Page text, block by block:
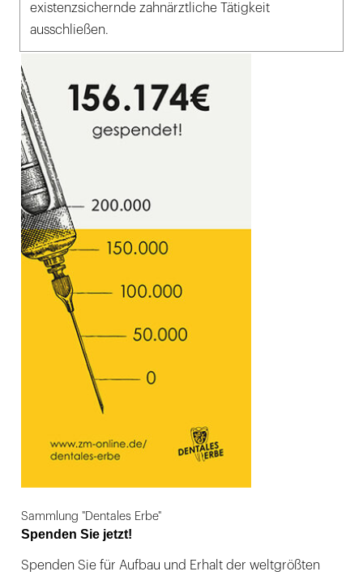
existenzsichernde zahnärztliche Tätigkeit
ausschließen.
Sammlung "Dentales Erbe"
Spenden Sie jetzt!
Spenden Sie für Aufbau und Erhalt der weltgrößten